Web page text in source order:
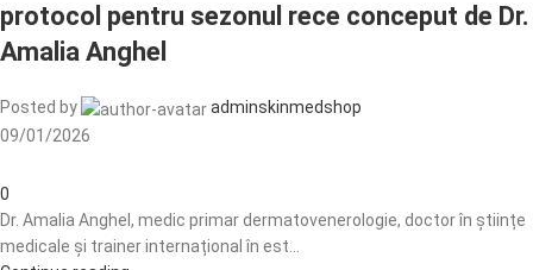
protocol pentru sezonul rece conceput de Dr.
Amalia Anghel
Posted by
adminskinmedshop
09/01/2026
0
Dr. Amalia Anghel, medic primar dermatovenerologie, doctor în științe
medicale și trainer internațional în est...